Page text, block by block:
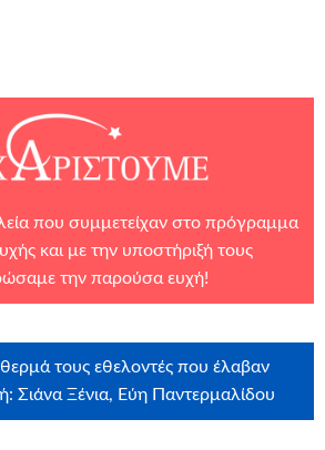
που συμμετείχαν στο πρόγραμμα
και με την υποστήριξή τους
την παρούσα ευχή!
τους εθελοντές που έλαβαν
Σιάνα Ξένια, Εύη Παντερμαλίδου